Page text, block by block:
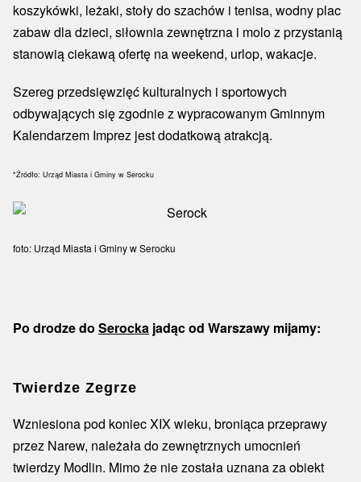
koszykówki, leżaki, stoły do szachów i tenisa, wodny plac
zabaw dla dzieci, siłownia zewnętrzna i molo z przystanią
stanowią ciekawą ofertę na weekend, urlop, wakacje.
Szereg przedsięwzięć kulturalnych i sportowych
odbywających się zgodnie z wypracowanym Gminnym
Kalendarzem Imprez jest dodatkową atrakcją.
*Źródło: Urząd Miasta i Gminy w Serocku
foto: Urząd Miasta i Gminy w Serocku
Po drodze do Serocka jadąc od Warszawy mijamy:
Twierdze Zegrze
Wzniesiona pod koniec XIX wieku, broniąca przeprawy
przez Narew, należała do zewnętrznych umocnień
twierdzy Modlin. Mimo że nie została uznana za obiekt